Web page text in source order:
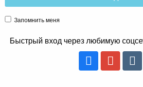
Запомнить меня
Быстрый вход через любимую